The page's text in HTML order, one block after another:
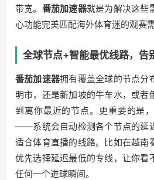
带宽。 番茄加速器就是为解决这些
心功能完美匹配海外体育迷的观赛需
全球节点+智能最优线路，告
番茄加速器拥有覆盖全球的节点分
明市，还是新加坡的牛车水，或者
到离你最近的节点。更重要的是
——系统会自动检测各个节点的延
适合体育直播的线路。比如在越南
优先选择延迟最低的专线，让你看
任何一个进球瞬间。